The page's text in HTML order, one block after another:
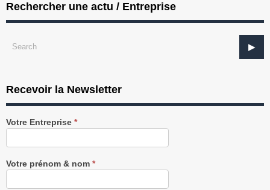
Rechercher une actu / Entreprise
Recevoir la Newsletter
Recevez
notre
gratuitement
Votre Entreprise *
Votre prénom & nom *